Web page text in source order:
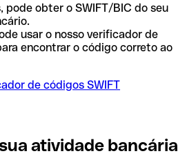
pode obter o SWIFT/BIC do seu
usar o nosso verificador de
encontrar o código correto ao
de códigos SWIFT
atividade bancária